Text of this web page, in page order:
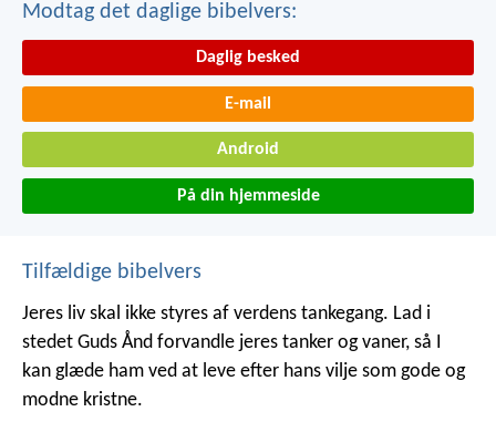
Modtag det daglige bibelvers:
Daglig besked
E-mail
Android
På din hjemmeside
Tilfældige bibelvers
Jeres liv skal ikke styres af verdens tankegang. Lad i
stedet Guds Ånd forvandle jeres tanker og vaner, så I
kan glæde ham ved at leve efter hans vilje som gode og
modne kristne.